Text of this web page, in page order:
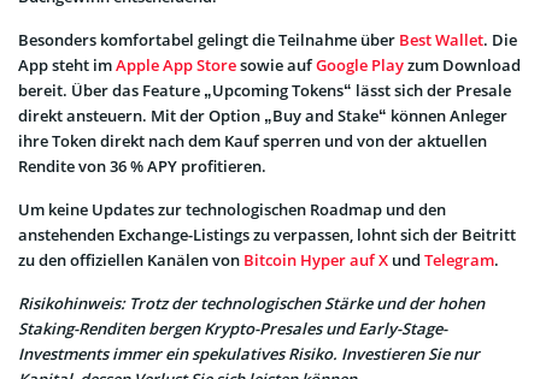
Besonders komfortabel gelingt die Teilnahme über Best Wallet. Die
App steht imApple App Storesowie aufGoogle Playzum Download
bereit. Über das Feature „Upcoming Tokens“ lässt sich der Presale
direkt ansteuern. Mit der Option „Buy and Stake“ können Anleger
ihre Token direkt nach dem Kauf sperren und von der aktuellen
Rendite von 36 % APY profitieren.
Um keine Updates zur technologischen Roadmap und den
anstehenden Exchange-Listings zu verpassen, lohnt sich der Beitritt
zu den offiziellen Kanälen von Bitcoin Hyper auf X und Telegram.
Risikohinweis: Trotz der technologischen Stärke und der hohen
Staking-Renditen bergen Krypto-Presales und Early-Stage-
Investments immer ein spekulatives Risiko. Investieren Sie nur